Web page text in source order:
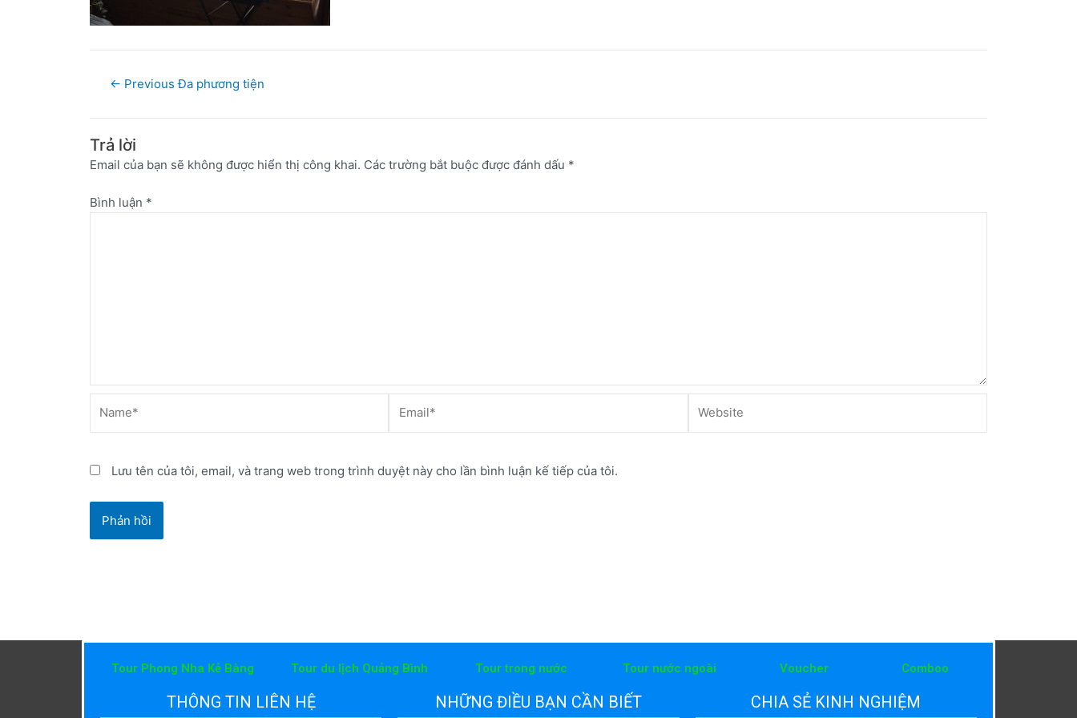
← Previous Đa phương tiện
Trả lời
Email của bạn sẽ không được hiển thị công khai. Các trường bắt buộc được đánh dấu *
Bình luận *
Lưu tên của tôi, email, và trang web trong trình duyệt này cho lần bình luận kế tiếp của tôi.
Tour Phong Nha Kẻ Bàng Tour du lịch Quảng Bình Tour trong nước Tour nước ngoài Voucher Comboo
THÔNG TIN LIÊN HỆ NHỮNG ĐIỀU BẠN CẦN BIẾT CHIA SẺ KINH NGHIỆM